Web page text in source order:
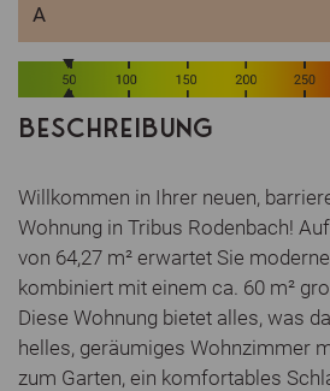
BESCHREIBUNG
Willkommen in Ihrer neuen,
Wohnung in Tribus Rodenbach!
von 64,27 m² erwartet Sie
kombiniert mit einem ca. 60 m²
Diese Wohnung bietet alles, was
helles, geräumiges Wohnzimmer
zum Garten, ein komfortables
A